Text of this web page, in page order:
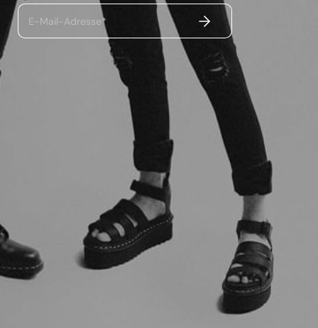
E-Mail-Adresse* ABSENDEN